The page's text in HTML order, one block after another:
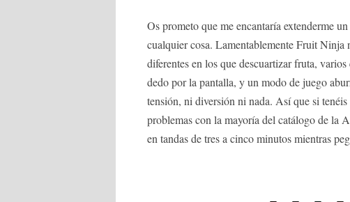
Os prometo que me encantaría extenderme
cualquier cosa. Lamentablemente Fruit Ninja
diferentes en los que descuartizar fruta,
dedo por la pantalla, y un modo de juego
tensión, ni diversión ni nada. Así que si
problemas con la mayoría del catálogo de la
en tandas de tres a cinco minutos mientras